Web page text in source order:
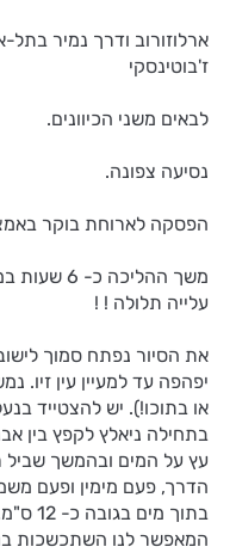
ארלוזורוב ודרך נמיר בתל-
ז'בוטינסקי
לבאים משני הכיוונים.
נסיעה צפונה.
הפסקה לארוחת בוקר
משך ההליכה
עלייה תלולה ! !
את הסיור נפתח סמוך
יפהפה עד למעיין עין זיו.
או בתוכו!). יש להצטייד
בתחילה ניאלץ לקפץ בין
עץ על המים ובהמשך שביל
הדרך, פעם מימין ופעם
בתוך מים
המאפשר לנו השתכשכות